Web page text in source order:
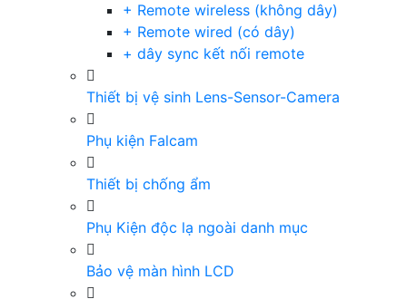
+ Remote wireless (không dây)
+ Remote wired (có dây)
+ dây sync kết nối remote
Thiết bị vệ sinh Lens-Sensor-Camera
Phụ kiện Falcam
Thiết bị chống ẩm
Phụ Kiện độc lạ ngoài danh mục
Bảo vệ màn hình LCD